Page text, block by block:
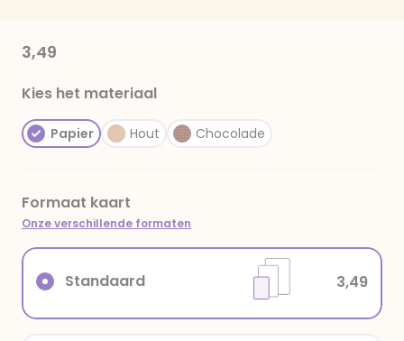
3,49
Kies het materiaal
Papier Hout Chocolade
Formaat kaart
Onze verschillende formaten
Standaard 3,49